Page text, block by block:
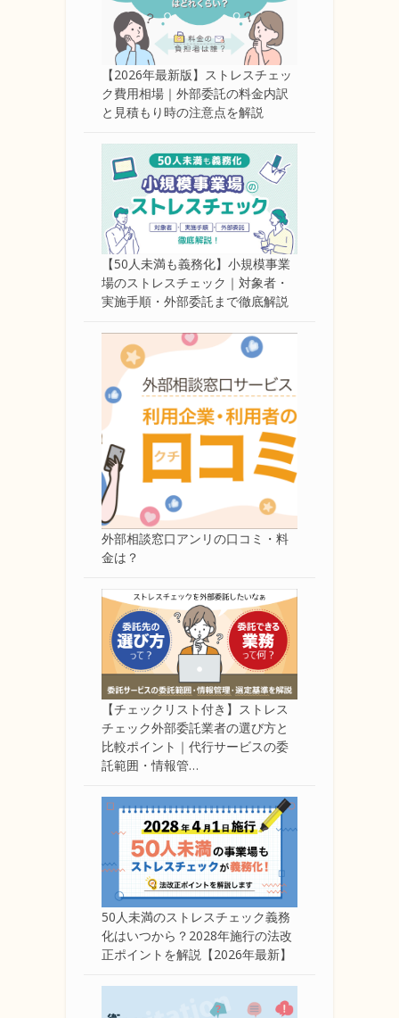
【2026年最新版】ストレスチェッ
ク費用相場｜外部委託の料金内訳
と見積もり時の注意点を解説
【50人未満も義務化】小規模事業
場のストレスチェック｜対象者・
実施手順・外部委託まで徹底解説
外部相談窓口アンリの口コミ・料
金は？
【チェックリスト付き】ストレス
チェック外部委託業者の選び方と
比較ポイント｜代行サービスの委
託範囲・情報管…
50人未満のストレスチェック義務
化はいつから？2028年施行の法改
正ポイントを解説【2026年最新】